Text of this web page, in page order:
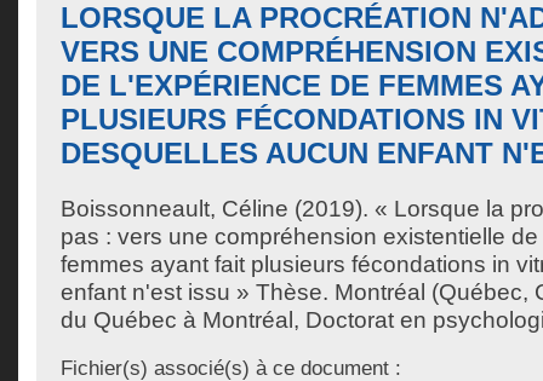
LORSQUE LA PROCRÉATION
VERS UNE COMPRÉHENSION
DE L'EXPÉRIENCE DE FEMMES
PLUSIEURS FÉCONDATIONS IN
DESQUELLES AUCUN ENFANT
Boissonneault, Céline (2019). « Lorsque la
pas : vers une compréhension existentielle
femmes ayant fait plusieurs fécondations in
enfant n'est issu » Thèse. Montréal (Québec,
du Québec à Montréal, Doctorat en
Fichier(s) associé(s) à ce document :